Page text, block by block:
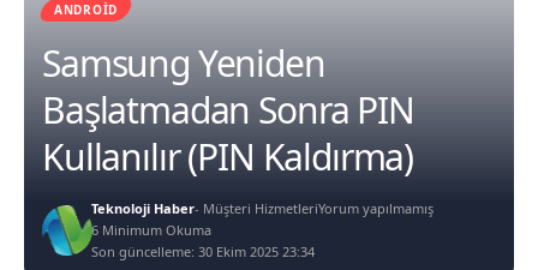
ANDROID
Samsung Yeniden
Başlatmadan Sonra PIN
Kullanılır (PIN Kaldırma)
Son güncelleme: 30 Ekim 2025 23:34
Teknoloji Haber- Müşteri HizmetleriYorum yapılmamış
6 Minimum Okuma